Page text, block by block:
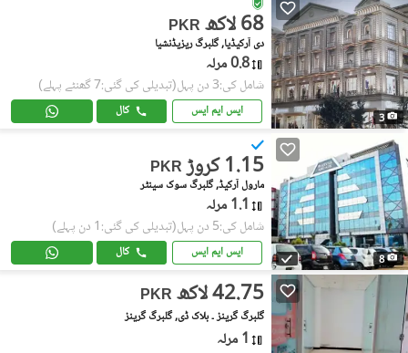
3
PKR 68 لاکھ
دی آرکیڈیا, گلبرگ ریزیڈنشیا
0.8 مرلہ
شامل کی:3 دن پہل (تبدیلی کی گئی:7 گھنٹے پہلے)
ایس ایم ایس کال
8
PKR 1.15 کروڑ
مارول آرکیڈ, گلبرگ سوک سینٹر
1.1 مرلہ
شامل کی:5 دن پہل (تبدیلی کی گئی:1 دن پہلے)
ایس ایم ایس کال
PKR 42.75 لاکھ
گلبرگ گرینز ۔ بلاک ڈی, گلبرگ گرینز
1 مرلہ